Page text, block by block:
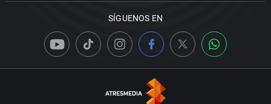
SÍGUENOS EN